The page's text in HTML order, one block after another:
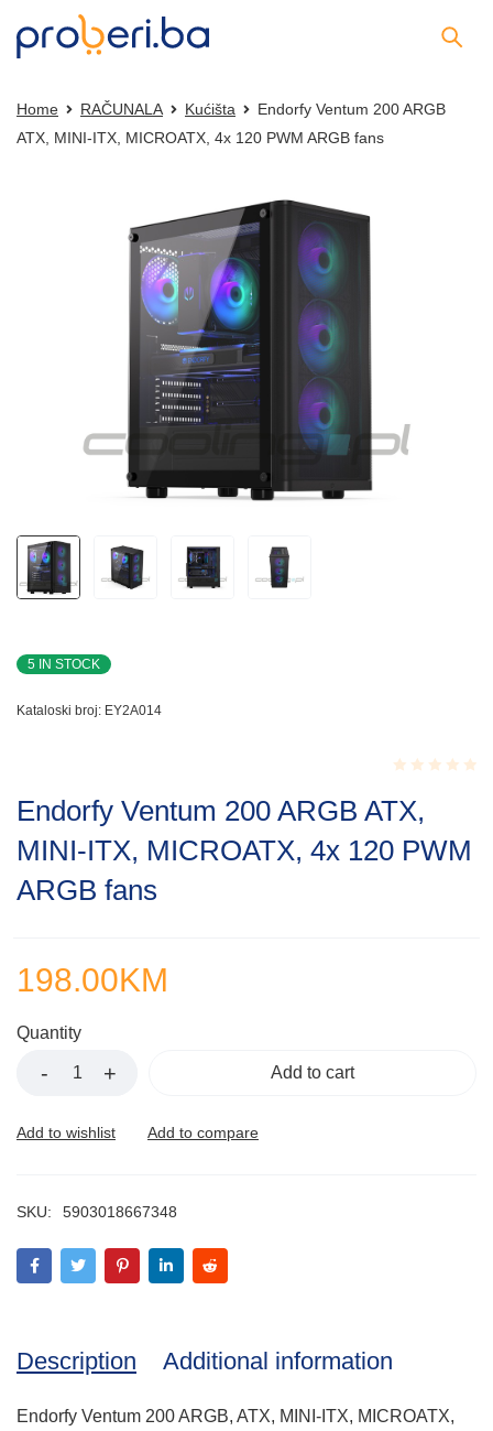
Home RAČUNALA Kućišta
Endorfy Ventum 200 ARGB
ATX, MINI-ITX, MICROATX, 4x 120 PWM ARGB fans
5 IN STOCK
Kataloski broj: EY2A014
0.001
of
Endorfy Ventum 200 ARGB ATX,
MINI-ITX, MICROATX, 4x 120 PWM
ARGB fans
198.00KM
Quantity
Add to cart
SKU: 5903018667348
Description Additional information
Endorfy Ventum 200 ARGB, ATX, MINI-ITX, MICROATX,